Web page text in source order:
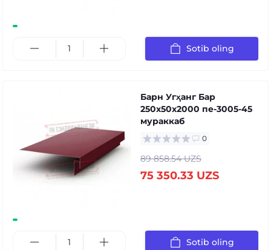
Sotib oling
Барн Угҳанг Бар
250x50x2000 пе-3005-45
мураккаб
0
89 858.54 UZS
75 350.33 UZS
Sotib oling